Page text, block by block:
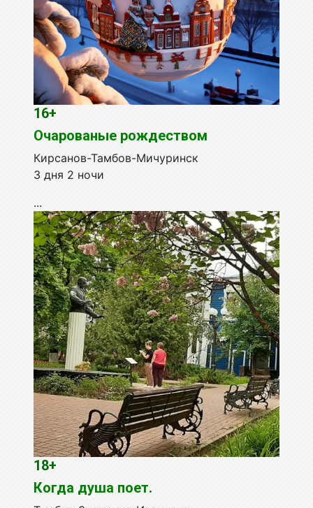
16+
Очарованые рождеством
Кирсанов-Тамбов-Мичуринск
3 дня 2 ночи
...
18+
Когда душа поет.